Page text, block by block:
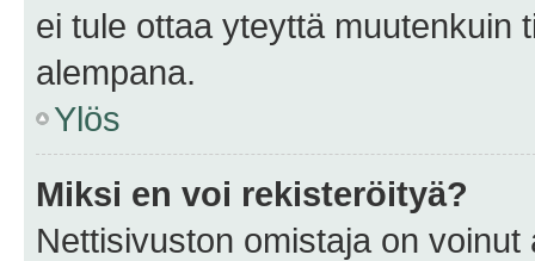
ei tule ottaa yteyttä muutenkuin
alempana.
Ylös
Miksi en voi rekisteröityä?
Nettisivuston omistaja on